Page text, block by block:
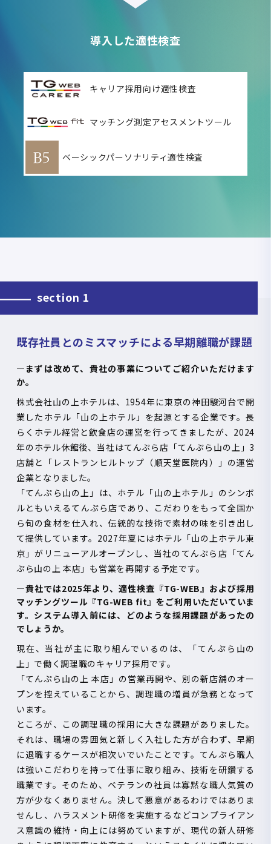
導入した適性検査
キャリア採用向け適性検査
マッチング測定アセスメントツール
ベーシックパーソナリティ適性検査
section 1
既存社員とのミスマッチによる早期離職が課題
―まずは改めて、貴社の事業についてご紹介いただけます
か。
株式会社山の上ホテルは、 1954年に東京の神田駿河台で開
業したホテル「山の上ホテル」を起源とする企業です。長
らくホテル経営と飲食店の運営を行ってきましたが、 2024
年のホテル休館後、当社はてんぷら店「てんぷら山の上」3
店舗と「レストランヒルトップ（順天堂医院内）」の運営
企業となりました。
「てんぷら山の上」は、ホテル「山の上ホテル」のシンボ
ルともいえるてんぷら店であり、こだわりをもって全国か
ら旬の食材を仕入れ、伝統的な技術で素材の味を引き出し
て提供しています。 2027年夏にはホテル「山の上ホテル東
京」がリニューアルオープンし、当社のてんぷら店「てん
ぷら山の上 本店」も営業を再開する予定です。
―貴社では2025年より、適性検査『TG-WEB』および採用
マッチングツール『TG-WEB fit』をご利用いただいていま
す。システム導入前には、どのような採用課題があったの
でしょうか。
現在、当社が主に取り組んでいるのは、「てんぷら山の
上」で働く調理職のキャリア採用です。
「てんぷら山の上 本店」の営業再開や、別の新店舗のオー
プンを控えていることから、調理職の増員が急務となって
います。
ところが、この調理職の採用に大きな課題がありました。
それは、職場の雰囲気と新しく入社した方が合わず、早期
に退職するケースが相次いでいたことです。てんぷら職人
は強いこだわりを持って仕事に取り組み、技術を研鑽する
職業です。そのため、ベテランの社員は寡黙な職人気質の
方が少なくありません。決して悪意があるわけではありま
せんし、ハラスメント研修を実施するなどコンプライアン
ス意識の維持・向上には努めていますが、現代の新人研修